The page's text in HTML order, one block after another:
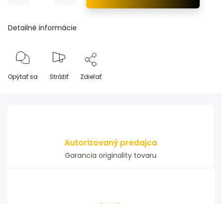
Detailné informácie
Opýtať sa Strážiť Zdieľať
Autorizovaný predajca
Garancia originality tovaru